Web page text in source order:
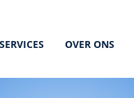
SERVICES OVER ONS